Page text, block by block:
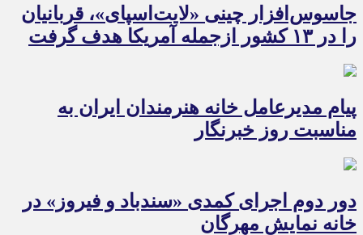
جاسوس‌افزار چینی «لایت‌اسپای»، قربانیان
را در ۱۳ کشور ازجمله آمریکا هدف گرفت
پیام مدیرعامل خانه هنرمندان ایران به
مناسبت روز خبرنگار
دور دوم اجرای کمدی «سندباد و فیروز» در
خانه نمایش مهرگان